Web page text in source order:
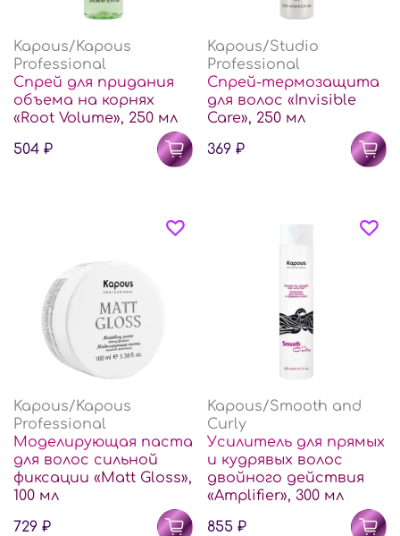
Kapous/Kapous
Professional
Спрей для придания
объема на корнях
«Root Volume», 250 мл
504 ₽
Kapous/Studio
Professional
Спрей-термозащита
для волос «Invisible
Care», 250 мл
369 ₽
Kapous/Kapous
Professional
Моделирующая паста
для волос сильной
фиксации «Matt Gloss»,
100 мл
729 ₽
Kapous/Smooth and
Curly
Усилитель для прямых
и кудрявых волос
двойного действия
«Amplifier», 300 мл
855 ₽